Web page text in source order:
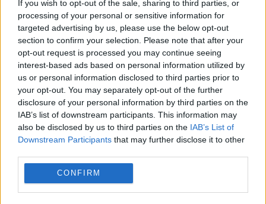
If you wish to opt-out of the sale, sharing to third parties, or
processing of your personal or sensitive information for
targeted advertising by us, please use the below opt-out
section to confirm your selection. Please note that after your
opt-out request is processed you may continue seeing
interest-based ads based on personal information utilized by
us or personal information disclosed to third parties prior to
your opt-out. You may separately opt-out of the further
disclosure of your personal information by third parties on the
IAB’s list of downstream participants. This information may
also be disclosed by us to third parties on the IAB’s List of
Downstream Participants that may further disclose it to other
CONFIRM